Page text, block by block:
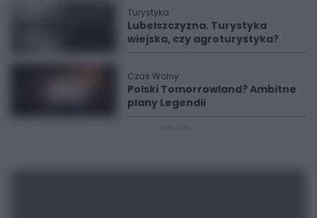
Turystyka
Lubelszczyzna. Turystyka
wiejska, czy agroturystyka?
Czas Wolny
Polski Tomorrowland? Ambitne
plany Legendii